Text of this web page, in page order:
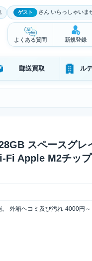
ゲスト さん いらっしゃいま
よくある質問 新規登録
郵送買取 ル
スペースグレ
Fi Apple M2チップ
外箱ヘコミ及び汚れ-4000円～